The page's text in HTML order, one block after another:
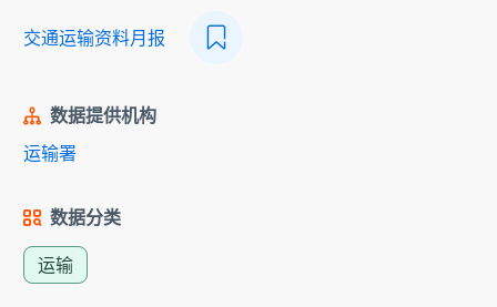
交通运输资料月报
数据提供机构
运输署
数据分类
运输